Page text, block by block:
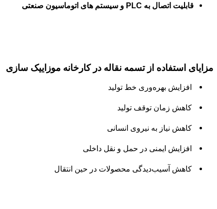
قابلیت اتصال به PLC و سیستم‌ های اتوماسیون صنعتی
مزایای استفاده از تسمه نقاله در کارخانه موزاییک‌ سازی
افزایش بهره‌وری خط تولید
کاهش زمان توقف تولید
کاهش نیاز به نیروی انسانی
افزایش ایمنی در حمل و نقل داخلی
کاهش آسیب‌دیدگی محصولات در حین انتقال